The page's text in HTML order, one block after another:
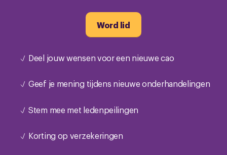
Word lid
Deel jouw wensen voor een nieuwe cao
Geef je mening tijdens nieuwe onderhandelingen
Stem mee met ledenpeilingen
Korting op verzekeringen